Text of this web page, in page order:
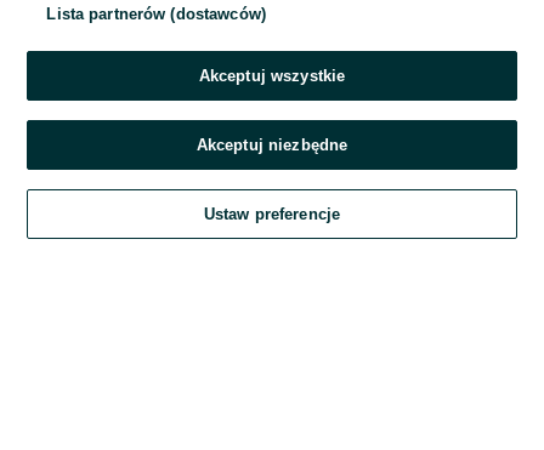
Zaloguj się
Kontynuując za pośrednictwem jednego z dostawców wskazanych powyżej,
OLX.pl w jego aktualnym brzmieniu.
Lista partnerów (dostawców)
Akceptuj wszystkie
Akceptuj niezbędne
Ustaw preferencje